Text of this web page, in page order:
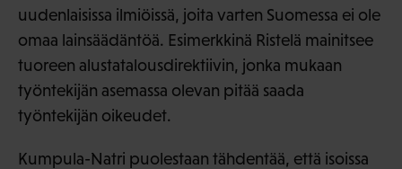
uudenlaisissa ilmiöissä, joita varten Suomessa ei ole
omaa lainsäädäntöä. Esimerkkinä Ristelä mainitsee
tuoreen alustatalousdirektiivin, jonka mukaan
työntekijän asemassa olevan pitää saada
työntekijän oikeudet.
Kumpula-Natri puolestaan tähdentää, että isoissa